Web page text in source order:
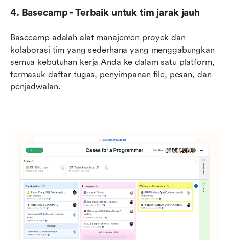
4. Basecamp - Terbaik untuk tim jarak jauh
Basecamp adalah alat manajemen proyek dan
kolaborasi tim yang sederhana yang menggabungkan
semua kebutuhan kerja Anda ke dalam satu platform,
termasuk daftar tugas, penyimpanan file, pesan, dan
penjadwalan.